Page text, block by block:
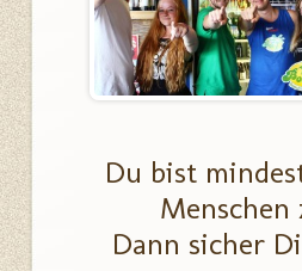
Du bist
Dann sicher